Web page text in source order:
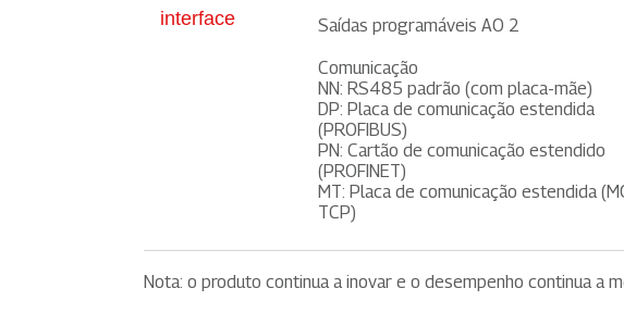
interface
Saídas programáveis ​​AO 2
Comunicação
NN: RS485 padrão (com placa-mãe)
DP: Placa de comunicação estendida
(PROFIBUS)
PN: Cartão de comunicação estendido
(PROFINET)
MT: Placa de comunicação estendida
TCP)
Nota: o produto continua a inovar e o desempenho continua a